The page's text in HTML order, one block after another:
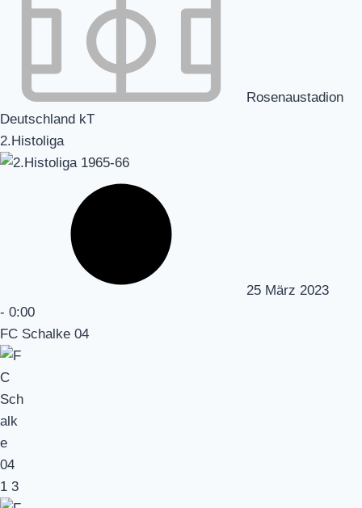
Rosenaustadion
Deutschland kT
2.Histoliga
25 März 2023
- 0:00
FC Schalke 04
1 3